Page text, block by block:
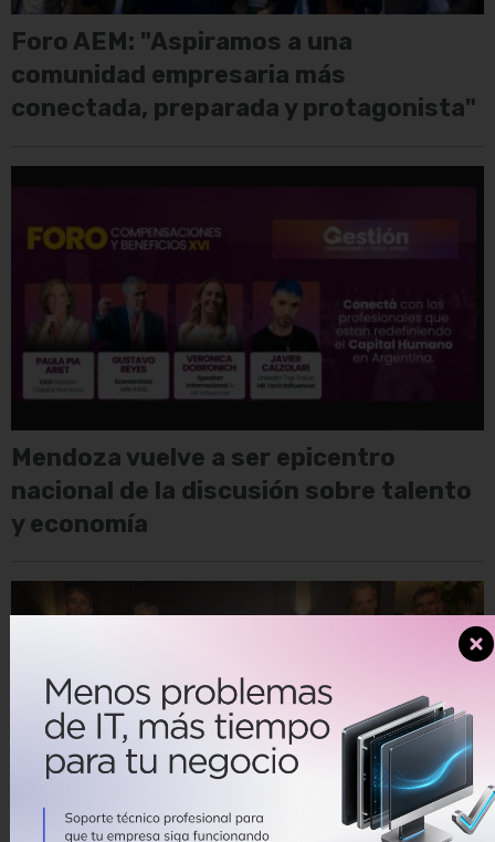
Foro AEM: "Aspiramos a una
comunidad empresaria más
conectada, preparada y protagonista"
Mendoza vuelve a ser epicentro
nacional de la discusión sobre talento
y economía